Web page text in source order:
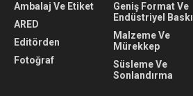
Ambalaj Ve Etiket
ARED
Editörden
Fotoğraf
Geniş Format Ve
Endüstriyel Baskı
Malzeme Ve
Mürekkep
Süsleme Ve
Sonlandırma